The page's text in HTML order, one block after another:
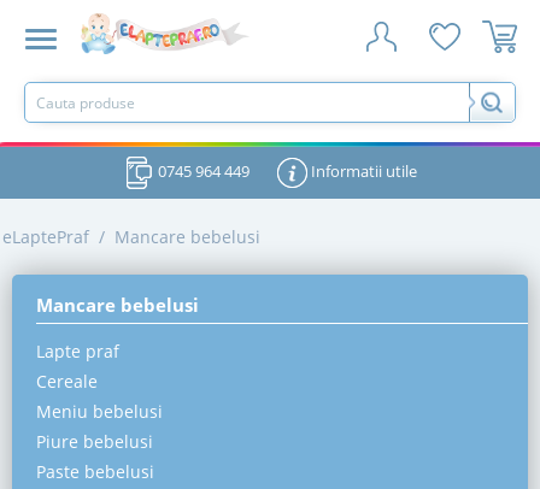
0745 964 449 Informatii utile
eLaptePraf / Mancare bebelusi
Mancare bebelusi
Lapte praf
Cereale
Meniu bebelusi
Piure bebelusi
Paste bebelusi